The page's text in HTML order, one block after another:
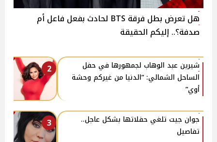
هل تعرض بطل فرقة BTS لحادث بفعل فاعل أم
صدفة؟.. إليكم الحقيقة
2
شيرين عبد الوهاب لجمهورها في حفل
الساحل الشمالي: “الدنيا من غيركم وحشة
أوي”
3
جوان جيت تلغي حفلاتها بشكل عاجل..
تفاصيل